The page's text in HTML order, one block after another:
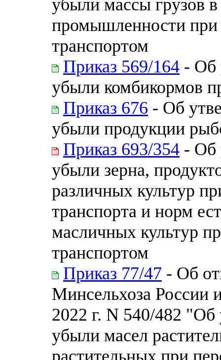
убыли массы грузов
промышленности при
транспортом
Приказ 569/164 - Об
убыли комбикормов
Приказ 676 - Об
убыли продукции
Приказ 693/354 - Об
убыли зерна,
различных культур
транспорта и норм
масличных культур
транспортом
Приказ 77/47 - Об
Минсельхоза России
2022 г. N 540/482 "Об
убыли масел
растительных при